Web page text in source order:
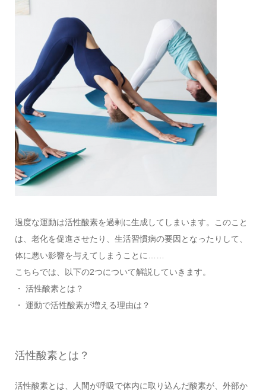
過度な運動は活性酸素を過剰に生成してしまいます。このこと
は、老化を促進させたり、生活習慣病の要因となったりして、
体に悪い影響を与えてしまうことに……
こちらでは、以下の2つについて解説していきます。
・ 活性酸素とは？
・ 運動で活性酸素が増える理由は？
活性酸素とは？
活性酸素とは、人間が呼吸で体内に取り込んだ酸素が、外部か